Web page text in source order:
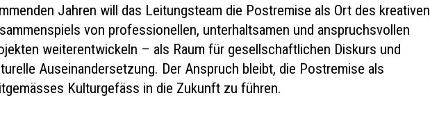
Jahren will das Leitungsteam die Postremise als Ort des kreativen
von professionellen, unterhaltsamen und anspruchsvollen
weiterentwickeln – als Raum für gesellschaftlichen Diskurs und
Auseinandersetzung. Der Anspruch bleibt, die Postremise als
Kulturgefäss in die Zukunft zu führen.